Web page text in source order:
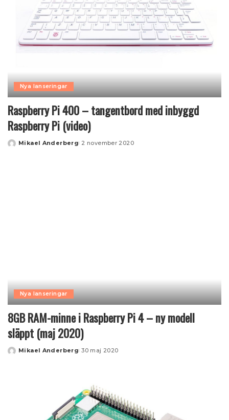
Nya lanseringar
Raspberry Pi 400 – tangentbord med inbyggd
Raspberry Pi (video)
Posted
Mikael Anderberg 2 november 2020
Nya lanseringar
8GB RAM-minne i Raspberry Pi 4 – ny modell
släppt (maj 2020)
Posted
Mikael Anderberg 30 maj 2020